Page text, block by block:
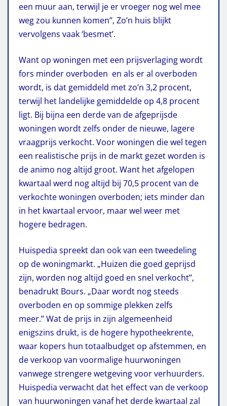
een muur aan, terwijl je er vroeger nog wel mee
weg zou kunnen komen’’, Zo’n huis blijkt
vervolgens vaak ‘besmet’.
Want op woningen met een prijsverlaging wordt
fors minder overboden en als er al overboden
wordt, is dat gemiddeld met zo’n 3,2 procent,
terwijl het landelijke gemiddelde op 4,8 procent
ligt. Bij bijna een derde van de afgeprijsde
woningen wordt zelfs onder de nieuwe, lagere
vraagprijs verkocht. Voor woningen die wel tegen
een realistische prijs in de markt gezet worden is
de animo nog altijd groot. Want het afgelopen
kwartaal werd nog altijd bij 70,5 procent van de
verkochte woningen overboden; iets minder dan
in het kwartaal ervoor, maar wel weer met
hogere bedragen.
Huispedia spreekt dan ook van een tweedeling
op de woningmarkt. „Huizen die goed geprijsd
zijn, worden nog altijd goed en snel verkocht’’,
benadrukt Bours. „Daar wordt nog steeds
overboden en op sommige plekken zelfs
meer.’’ Wat de prijs in zijn algemeenheid
enigszins drukt, is de hogere hypotheekrente,
waar kopers hun totaalbudget op afstemmen, en
de verkoop van voormalige huurwoningen
vanwege strengere wetgeving voor verhuurders.
Huispedia verwacht dat het effect van de verkoop
van huurwoningen vanaf het derde kwartaal zal